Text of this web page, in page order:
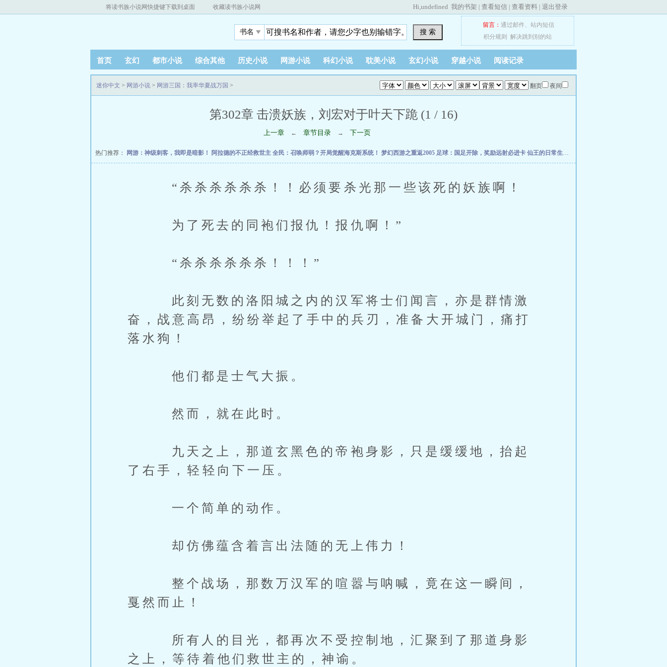
将读书族小说网快捷键下载到桌面 收藏读书族小说网 Hi,undefined 我的书架 | 查看短信 | 查看资料 | 退出登录
书名 搜 索
留言： 通过邮件、 站内短信
积分规则
解决跳到别的站
首页 玄幻 都市小说 综合其他 历史小说 网游小说 科幻小说 耽美小说 玄幻小说 穿越小说 阅读记录
翻页 夜间
迷你中文 > 网游小说 > 网游三国：我率华夏战万国 >
第302章 击溃妖族，刘宏对于叶天下跪 (1 / 16)
上一章 ← 章节目录 → 下一页
热门推荐： 网游：神级刺客，我即是暗影！ 阿拉德的不正经救世主 全民：召唤师弱？开局觉醒海克斯系统！ 梦幻西游之重返2005 足球：国足开除，奖励远射必进卡 仙王的日常生活
“杀杀杀杀杀杀！！必须要杀光那一些该死的妖族啊！
为了死去的同袍们报仇！报仇啊！”
“杀杀杀杀杀杀！！！”
此刻无数的洛阳城之内的汉军将士们闻言，亦是群情激
奋，战意高昂，纷纷举起了手中的兵刃，准备大开城门，痛打
落水狗！
他们都是士气大振。
然而，就在此时。
九天之上，那道玄黑色的帝袍身影，只是缓缓地，抬起
了右手，轻轻向下一压。
一个简单的动作。
却仿佛蕴含着言出法随的无上伟力！
整个战场，那数万汉军的喧嚣与呐喊，竟在这一瞬间，
戛然而止！
所有人的目光，都再次不受控制地，汇聚到了那道身影
之上，等待着他们救世主的，神谕。